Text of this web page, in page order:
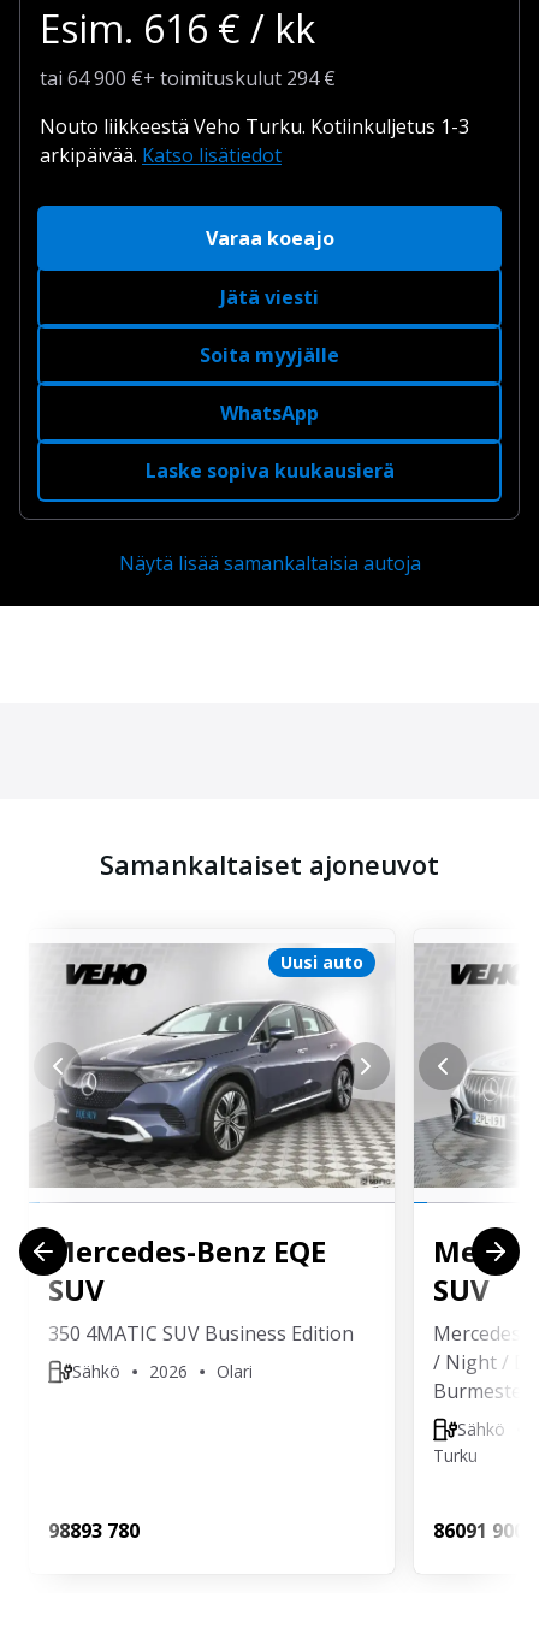
Esim. 616 € / kk
tai 64 900 €+ toimituskulut 294 €
Nouto liikkeestä Veho Turku. Kotiinkuljetus 1-3
arkipäivää. Katso lisätiedot
Varaa koeajo
Jätä viesti
Soita myyjälle
WhatsApp
Laske sopiva kuukausierä
Näytä lisää samankaltaisia autoja
Samankaltaiset ajoneuvot
Uusi auto
Mercedes-Benz EQE
SUV
350 4MATIC SUV Business Edition
Sähkö 2026 Olari
98893 780
SUV
Mercedes-
/ Night /
Burmester
Sähkö
Turku
86091 900